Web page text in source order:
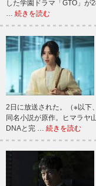
した学園ドラマ「GTO」が
… 続きを読む
2日に放送された。（※以
同名小説が原作。ヒマラヤ
DNAと完 … 続きを読む